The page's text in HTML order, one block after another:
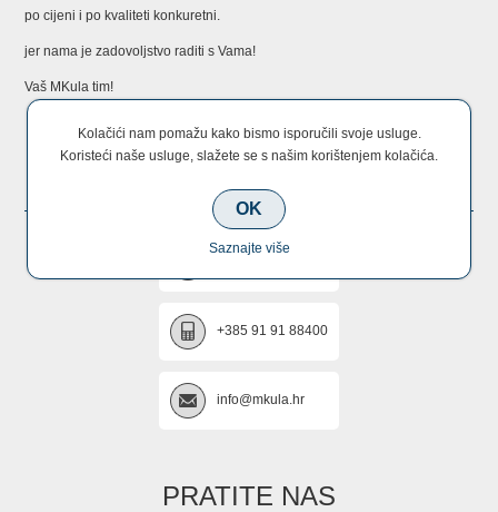
po cijeni i po kvaliteti konkuretni.
jer nama je zadovoljstvo raditi s Vama!
Vaš MKula tim!
+385 91 91 88400
info@mkula.hr
PRATITE NAS
Kolačići nam pomažu kako bismo isporučili svoje usluge.
Koristeći naše usluge, slažete se s našim korištenjem kolačića.
OK
Saznajte više